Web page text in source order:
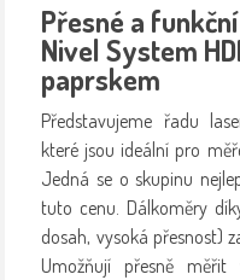
Přesné a
Nivel System
paprskem
Představujeme řadu
které jsou ideální pro
Jedná se o skupinu
tuto cenu. Dálkoměry
dosah, vysoká přesnost)
Umožňují přesně